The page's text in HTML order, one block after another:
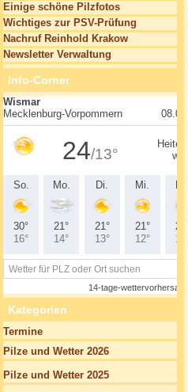
Einige schöne Pilzfotos
Wichtiges zur PSV-Prüfung
Nachruf Reinhold Krakow
Newsletter Verwaltung
Info-Corner
Kategorien
Termine
Pilze und Wetter 2026
Pilze und Wetter 2025